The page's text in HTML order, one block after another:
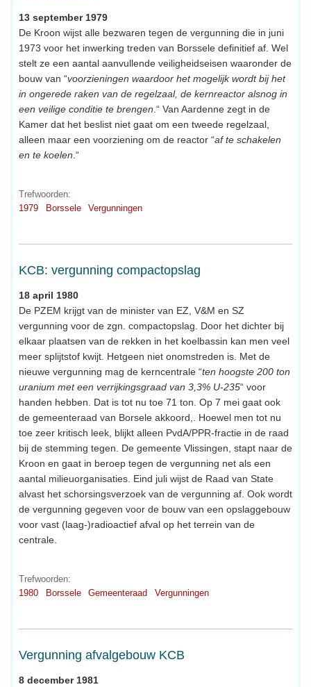
13 september 1979
De Kroon wijst alle bezwaren tegen de vergunning die in juni
1973 voor het inwerking treden van Borssele definitief af. Wel
stelt ze een aantal aanvullende veiligheidseisen waaronder de
bouw van “voorzieningen waardoor het mogelijk wordt bij het
in ongerede raken van de regelzaal, de kernreactor alsnog in
een veilige conditie te brengen .“ Van Aardenne zegt in de
Kamer dat het beslist niet gaat om een tweede regelzaal,
alleen maar een voorziening om de reactor “af te schakelen
en te koelen .“
Trefwoorden:
1979
Borssele Vergunningen
KCB: vergunning compactopslag
18 april 1980
De PZEM krijgt van de minister van EZ, V&M en SZ
vergunning voor de zgn. compactopslag. Door het dichter bij
elkaar plaatsen van de rekken in het koelbassin kan men veel
meer splijtstof kwijt. Hetgeen niet onomstreden is. Met de
nieuwe vergunning mag de kerncentrale “ten hoogste 200 ton
uranium met een verrijkingsgraad van 3,3% U-235“ voor
handen hebben. Dat is tot nu toe 71 ton. Op 7 mei gaat ook
de gemeenteraad van Borsele akkoord,. Hoewel men tot nu
toe zeer kritisch leek, blijkt alleen PvdA/PPR-fractie in de raad
bij de stemming tegen. De gemeente Vlissingen, stapt naar de
Kroon en gaat in beroep tegen de vergunning net als een
aantal milieuorganisaties. Eind juli wijst de Raad van State
alvast het schorsingsverzoek van de vergunning af. Ook wordt
de vergunning gegeven voor de bouw van een opslaggebouw
voor vast (laag-)radioactief afval op het terrein van de
centrale.
Trefwoorden:
1980
Borssele Gemeenteraad Vergunningen
Vergunning afvalgebouw KCB
8 december 1981